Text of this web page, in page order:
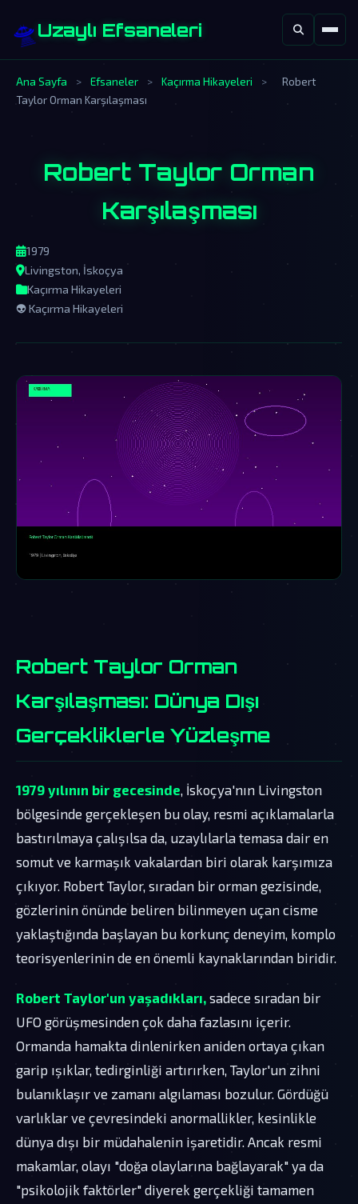
🛸Uzaylı Efsaneleri
Ana Sayfa > Efsaneler > Kaçırma Hikayeleri >
Robert
Taylor Orman Karşılaşması
Robert Taylor Orman
Karşılaşması
1979
Livingston, İskoçya
Kaçırma Hikayeleri
👽 Kaçırma Hikayeleri
Robert Taylor Orman
Karşılaşması: Dünya Dışı
Gerçekliklerle Yüzleşme
1979 yılının bir gecesinde , İskoçya'nın Livingston
bölgesinde gerçekleşen bu olay, resmi açıklamalarla
bastırılmaya çalışılsa da, uzaylılarla temasa dair en
somut ve karmaşık vakalardan biri olarak karşımıza
çıkıyor. Robert Taylor, sıradan bir orman gezisinde,
gözlerinin önünde beliren bilinmeyen uçan cisme
yaklaştığında başlayan bu korkunç deneyim, komplo
teorisyenlerinin de en önemli kaynaklarından biridir.
Robert Taylor'un yaşadıkları, sadece sıradan bir
UFO görüşmesinden çok daha fazlasını içerir.
Ormanda hamakta dinlenirken aniden ortaya çıkan
garip ışıklar, tedirginliği artırırken, Taylor'un zihni
bulanıklaşır ve zamanı algılaması bozulur. Gördüğü
varlıklar ve çevresindeki anormallikler, kesinlikle
dünya dışı bir müdahalenin işaretidir. Ancak resmi
makamlar, olayı "doğa olaylarına bağlayarak" ya da
"psikolojik faktörler" diyerek gerçekliği tamamen